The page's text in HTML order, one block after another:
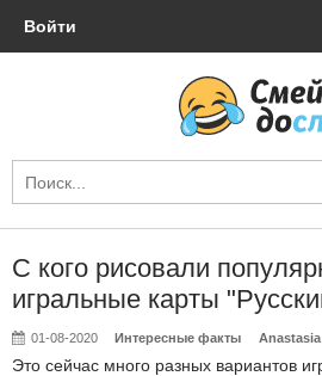
Войти
С кого рисовали
игральные карты
01-08-2020 Интересные факты Anastasia
Это сейчас много разных вариантов